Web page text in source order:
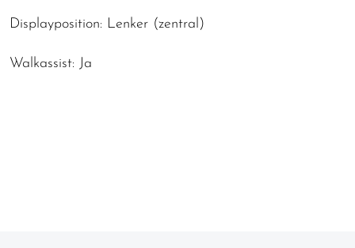
Displayposition: Lenker (zentral)
Walkassist: Ja